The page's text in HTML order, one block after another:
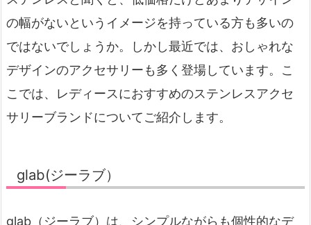
の幅がないというイメージを持っている方も多いの
ではないでしょうか。しかし最近では、おしゃれな
デザインのアクセサリーも多く登場しています。こ
こでは、レディースにおすすめのステンレスアクセ
サリーブランドについてご紹介します。
glab(ジーラブ）
glab（ジーラブ）は、シンプルながらも個性的なデ